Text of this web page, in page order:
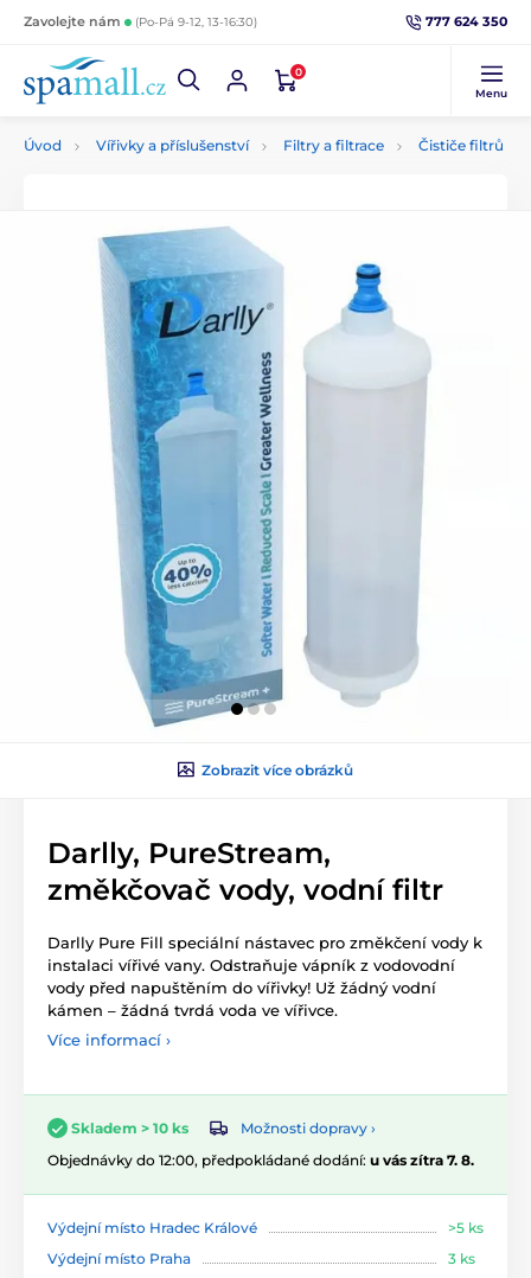
Zavolejte nám (Po-Pá 9-12, 13-16:30) 777 624 350
0
Menu
Úvod Vířivky a příslušenství Filtry a filtrace Čističe filtrů
Zobrazit více obrázků
Darlly, PureStream,
změkčovač vody, vodní filtr
Darlly Pure Fill speciální nástavec pro změkčení vody k
instalaci vířivé vany. Odstraňuje vápník z vodovodní
vody před napuštěním do vířivky! Už žádný vodní
kámen – žádná tvrdá voda ve vířivce.
Více informací ›
Skladem > 10 ks
Možnosti dopravy ›
Objednávky do 12:00, předpokládané dodání: u vás zítra 7. 8.
Výdejní místo Hradec Králové
>5 ks
Výdejní místo Praha
3 ks